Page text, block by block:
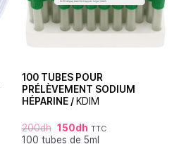
100 TUBES POUR
PRÉLÈVEMENT SODIUM
HÉPARINE / KDIM
200dh 150dh TTC
100 tubes de 5ml